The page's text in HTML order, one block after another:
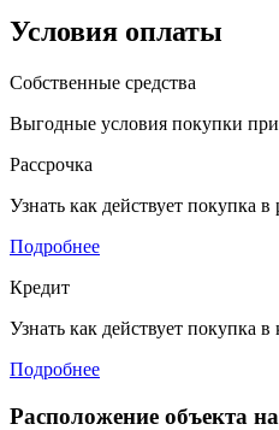
Условия оплаты
Собственные средства
Выгодные условия покупки при
Рассрочка
Узнать как действует покупка в
Подробнее
Кредит
Узнать как действует покупка в
Подробнее
Расположение объекта